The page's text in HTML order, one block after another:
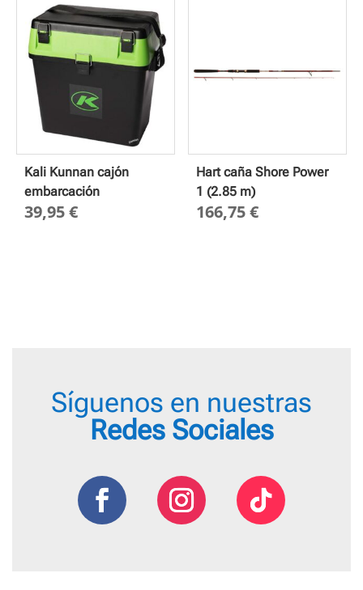
Kali Kunnan cajón
embarcación
39,95€
Hart caña Shore Power
1 (2.85 m)
166,75€
Síguenos en nuestras
Redes Sociales